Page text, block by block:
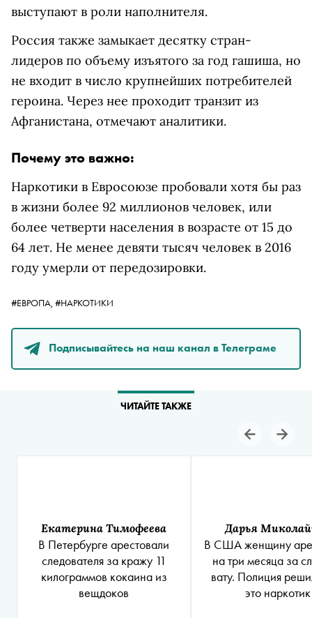
выступают в роли наполнителя.
Россия также замыкает десятку стран-
лидеров по объему изъятого за год гашиша, но
не входит в число крупнейших потребителей
героина. Через нее проходит транзит из
Афганистана, отмечают аналитики.
Почему это важно:
Наркотики в Евросоюзе пробовали хотя бы раз
в жизни более 92 миллионов человек, или
более четверти населения в возрасте от 15 до
64 лет. Не менее девяти тысяч человек в 2016
году умерли от передозировки.
#ЕВРОПА, #НАРКОТИКИ
Подписывайтесь на наш канал в Телеграме
ЧИТАЙТЕ ТАКЖЕ
Екатерина Тимофеева
В Петербурге арестовали
следователя за кражу 11
килограммов кокаина из
вещдоков
Дарья
В США женщину
на три месяца за
вату. Полиция
это наркотик